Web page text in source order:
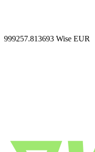
999257.813693 Wise EUR